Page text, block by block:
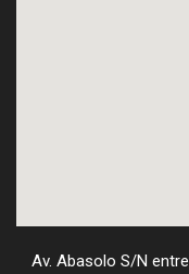
Av. Abasolo S/N